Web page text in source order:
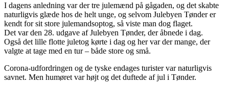
I dagens anledning var der tre julemænd på gågaden, og det skabte
naturligvis glæde hos de helt unge, og selvom Julebyen Tønder er
kendt for sit store julemandsoptog, så viste man dog flaget.
Det var den 28. udgave af Julebyen Tønder, der åbnede i dag.
Også det lille flotte juletog kørte i dag og her var der mange, der
valgte at tage med en tur – både store og små.
Corona-udfordringen og de tyske endages turister var naturligvis
savnet. Men humøret var højt og det duftede af jul i Tønder.